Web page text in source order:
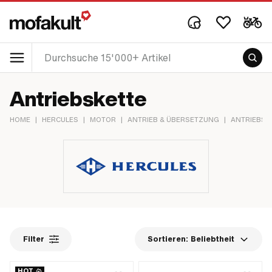
Antriebskette
HOME | HERCULES | MOTOR | ANTRIEB & ÜBERSETZUNG |
Filter Sortieren: Beliebtheit